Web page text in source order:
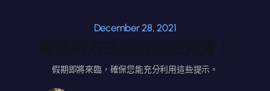
December 28, 2021
假期即將來臨，確保您能充分利用這些提示。